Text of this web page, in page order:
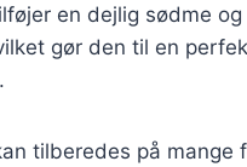
en dejlig sødme
gør den til en
tilberedes på mange